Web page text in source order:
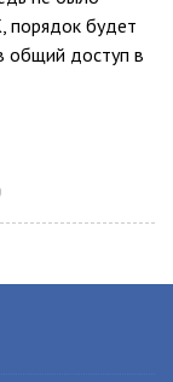
порядок будет
общий доступ в